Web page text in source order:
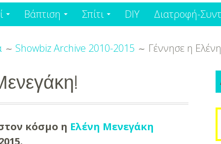
Βάπτιση Σπίτι DIY Διατροφή-
Showbiz Archive 2010-2015 Γέννησε η
κόσμο η Ελένη Μενεγάκη